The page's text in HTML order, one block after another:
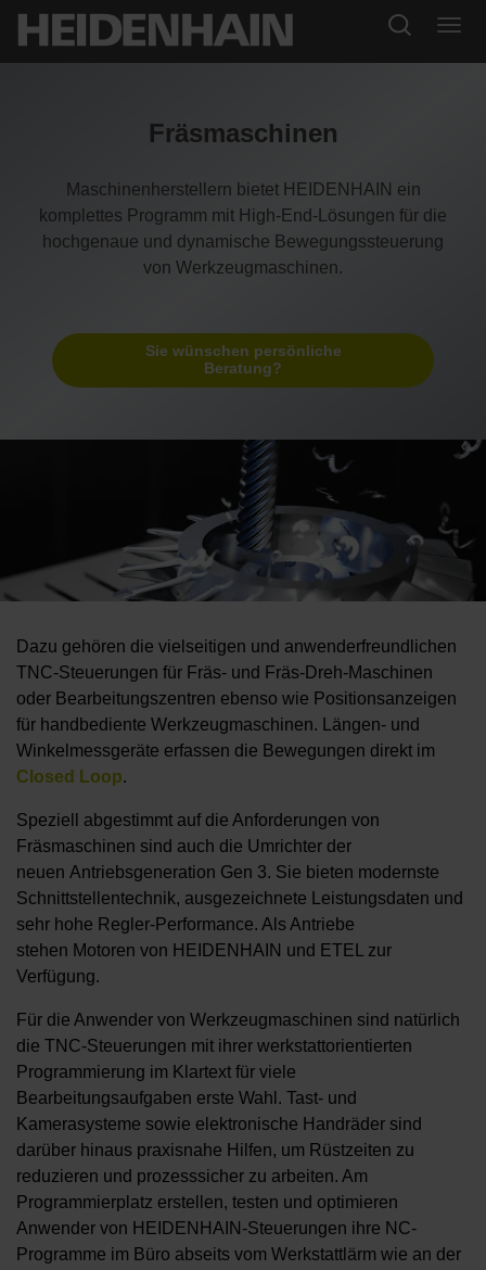
Fräsmaschinen
Maschinenherstellern bietet HEIDENHAIN ein
komplettes Programm mit High-End-Lösungen für die
hochgenaue und dynamische Bewegungssteuerung
von Werkzeugmaschinen.
Sie wünschen persönliche
Beratung?
Dazu gehören die vielseitigen und anwenderfreundlichen
TNC-Steuerungen für Fräs- und Fräs-Dreh-Maschinen
oder Bearbeitungszentren ebenso wie Positionsanzeigen
für handbediente Werkzeugmaschinen. Längen- und
Winkelmessgeräte erfassen die Bewegungen direkt im
Closed Loop.
Speziell abgestimmt auf die Anforderungen von
Fräsmaschinen sind auch die Umrichter der
neuen Antriebsgeneration Gen 3. Sie bieten modernste
Schnittstellentechnik, ausgezeichnete Leistungsdaten und
sehr hohe Regler-Performance. Als Antriebe
stehen Motoren von HEIDENHAIN und ETEL zur
Verfügung.
Für die Anwender von Werkzeugmaschinen sind natürlich
die TNC-Steuerungen mit ihrer werkstattorientierten
Programmierung im Klartext für viele
Bearbeitungsaufgaben erste Wahl. Tast- und
Kamerasysteme sowie elektronische Handräder sind
darüber hinaus praxisnahe Hilfen, um Rüstzeiten zu
reduzieren und prozesssicher zu arbeiten. Am
Programmierplatz erstellen, testen und optimieren
Anwender von HEIDENHAIN-Steuerungen ihre NC-
Programme im Büro abseits vom Werkstattlärm wie an der